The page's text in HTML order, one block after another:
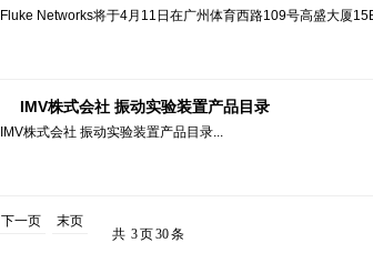
Fluke Networks将于4月11日在广州体育西路109号高盛大厦
IMV株式会社 振动实验装置产品目录
IMV株式会社 振动实验装置产品目录...
下一页
末页
共 3页30条